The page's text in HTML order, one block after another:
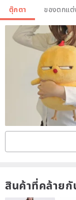
The material inside
Toning is made with a
The quantity is limited!
ตุ๊กตา ของตกแต่
สินค้าที่คล้ายกั